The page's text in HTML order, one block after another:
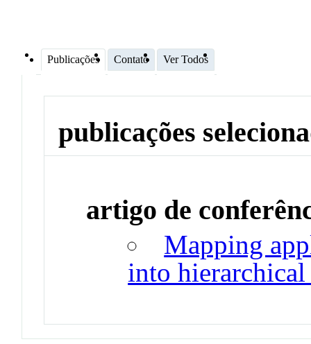
Publicações Contato Ver Todos
publicações
artigo de
Mapping
into hierarchical